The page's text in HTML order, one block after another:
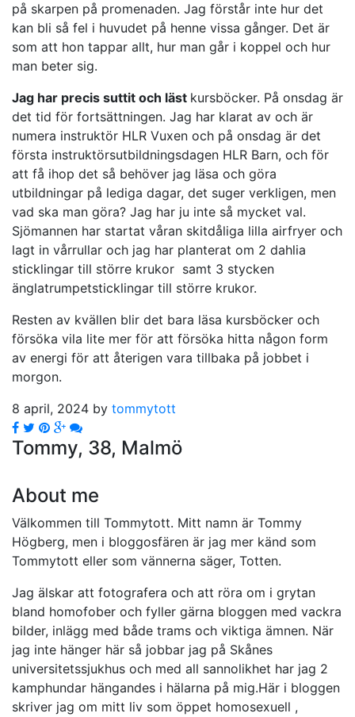
på skarpen på promenaden. Jag förstår inte hur det
kan bli så fel i huvudet på henne vissa gånger. Det är
som att hon tappar allt, hur man går i koppel och hur
man beter sig.
Jag har precis suttit och läst kursböcker. På onsdag är
det tid för fortsättningen. Jag har klarat av och är
numera instruktör HLR Vuxen och på onsdag är det
första instruktörsutbildningsdagen HLR Barn, och för
att få ihop det så behöver jag läsa och göra
utbildningar på lediga dagar, det suger verkligen, men
vad ska man göra? Jag har ju inte så mycket val.
Sjömannen har startat våran skitdåliga lilla airfryer och
lagt in vårrullar och jag har planterat om 2 dahlia
sticklingar till större krukor samt 3 stycken
änglatrumpetsticklingar till större krukor.
Resten av kvällen blir det bara läsa kursböcker och
försöka vila lite mer för att försöka hitta någon form
av energi för att återigen vara tillbaka på jobbet i
morgon.
8 april, 2024 by tommytott
Tommy, 38, Malmö
About me
Välkommen till Tommytott. Mitt namn är Tommy
Högberg, men i bloggosfären är jag mer känd som
Tommytott eller som vännerna säger, Totten.
Jag älskar att fotografera och att röra om i grytan
bland homofober och fyller gärna bloggen med vackra
bilder, inlägg med både trams och viktiga ämnen. När
jag inte hänger här så jobbar jag på Skånes
universitetssjukhus och med all sannolikhet har jag 2
kamphundar hängandes i hälarna på mig.Här i bloggen
skriver jag om mitt liv som öppet homosexuell ,